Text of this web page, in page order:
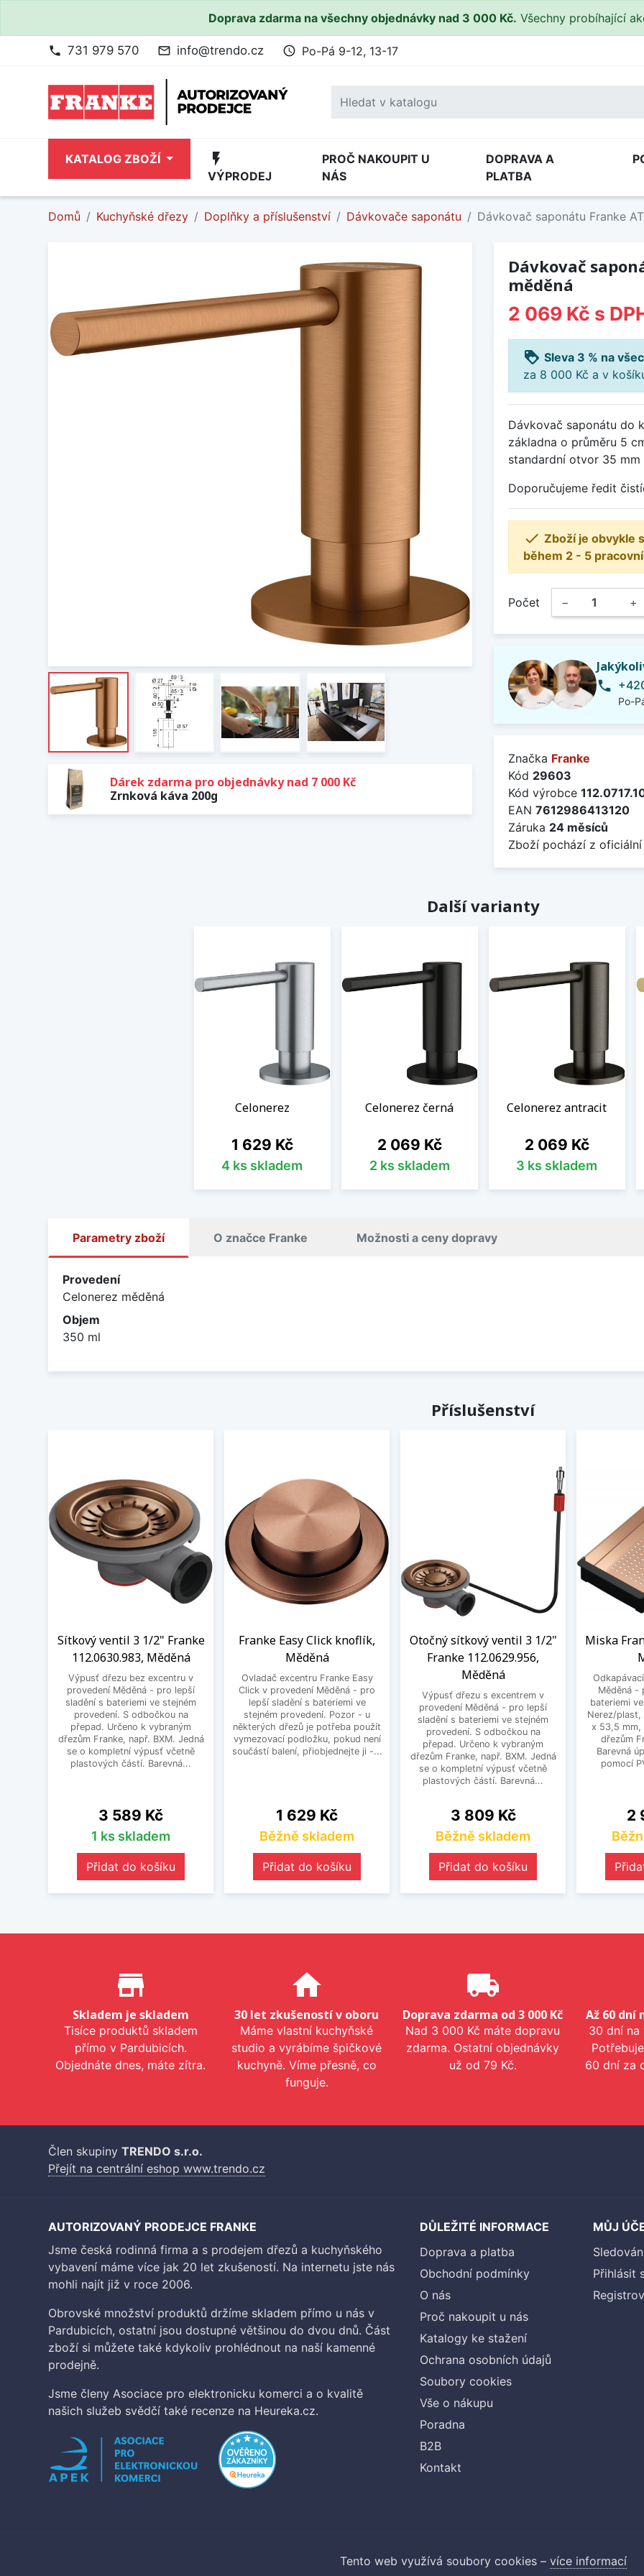
Doprava zdarma na všechny objednávky nad 3 000 Kč. Všechny probíhající
phone 731 979 570 mail_outline info@trendo.cz access_time Po-Pá 9-12, 13-17
KATALOG ZBOŽÍ flash_on
VÝPRODEJ
PROČ NAKOUPIT U
NÁS
DOPRAVA A
PLATBA
Domů Kuchyňské dřezy Doplňky a příslušenství Dávkovače saponátu Dávkovač saponátu Franke
Dárek zdarma pro objednávky nad 7 000 Kč
Zrnková káva 200g
Dávkovač
měděná
2 069 Kč s
loyalty Sleva 3 % na
za 8 000 Kč a v
Dávkovač saponátu do
základna o průměru 5
standardní otvor 35
Doporučujeme ředit
 Zboží je obvykle
během 2 - 5
Počet − +
phone
Po-
Značka Franke
Kód 29603
Kód výrobce
EAN 7612986413120
Záruka 24 měsíců
Zboží pochází z
Další varianty
Celonerez
Cena
1 629 Kč
4 ks skladem
Celonerez černá
Cena
2 069 Kč
2 ks skladem
Celonerez antracit
Cena
2 069 Kč
3 ks skladem
Parametry zboží O značce Franke Možnosti a ceny dopravy
Provedení
Celonerez měděná
Objem
350 ml
Příslušenství
Sítkový ventil 3 1/2" Franke
112.0630.983, Měděná
Výpusť dřezu bez excentru v
provedení Měděná - pro lepší
sladění s bateriemi ve stejném
provedení. S odbočkou na
přepad. Určeno k vybraným
dřezům Franke, např. BXM. Jedná
se o kompletní výpusť včetně
plastových částí. Barevná...
Cena
3 589 Kč
1 ks skladem
Přidat do košíku
Franke Easy Click knoflík,
Měděná
Ovladač excentru Franke Easy
Click v provedení Měděná - pro
lepší sladění s bateriemi ve
stejném provedení. Pozor - u
některých dřezů je potřeba použít
vymezovací podložku, pokud není
součástí balení, přiobjednejte ji -...
Cena
1 629 Kč
Běžně skladem
Přidat do košíku
Otočný sítkový ventil 3 1/2"
Franke 112.0629.956,
Měděná
Výpusť dřezu s excentrem v
provedení Měděná - pro lepší
sladění s bateriemi ve stejném
provedení. S odbočkou na
přepad. Určeno k vybraným
dřezům Franke, např. BXM. Jedná
se o kompletní výpusť včetně
plastových částí. Barevná...
Cena
3 809 Kč
Běžně skladem
Přidat do košíku
Miska
Měděná -
bateriemi
Nerez/
x 53,5 mm,
dřezům
Barevná
pomocí
2
Proč nakupovat u nás?
store_mall_directory
Skladem je skladem
Tisíce produktů skladem
přímo v Pardubicích.
Objednáte dnes, máte zítra.
home
30 let zkušeností v oboru
Máme vlastní kuchyňské
studio a vyrábíme špičkové
kuchyně. Víme přesně, co
funguje.
local_shipping
Doprava zdarma od 3 000 Kč
Nad 3 000 Kč máte dopravu
zdarma. Ostatní objednávky
už od 79 Kč.
Až 60 dní
30 dní na
60 dní za
Člen skupiny TRENDO s.r.o.
Přejít na centrální eshop www.trendo.cz
AUTORIZOVANÝ PRODEJCE FRANKE
Jsme česká rodinná firma a s prodejem dřezů a kuchyňského
vybavení máme více jak 20 let zkušeností. Na internetu jste nás
mohli najít již v roce 2006.
Obrovské množství produktů držíme skladem přímo u nás v
Pardubicích, ostatní jsou dostupné většinou do dvou dnů. Část
zboží si můžete také kdykoliv prohlédnout na naší kamenné
prodejně.
Jsme členy Asociace pro elektronicku komerci a o kvalitě
našich služeb svědčí také recenze na Heureka.cz.
DŮLEŽITÉ INFORMACE
Doprava a platba
Obchodní podmínky
O nás
Proč nakoupit u nás
Katalogy ke stažení
Ochrana osobních údajů
Soubory cookies
Vše o nákupu
Poradna
B2B
Kontakt
MŮJ
Přihlásit
Tento web využívá soubory cookies – více informací